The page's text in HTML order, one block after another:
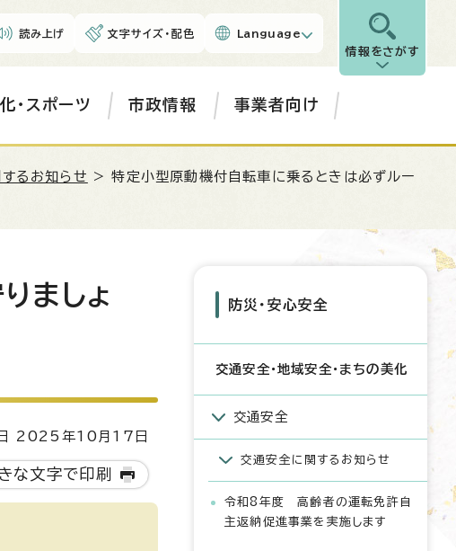
読み上げ 文字サイズ・配色 Language
情報をさがす
・スポーツ 市政情報 事業者向け
るお知らせ > 特定小型原動機付自転車に乗るときは必ずルー
ましょ
2025年10月17日
な文字で印刷
防災・安心安全
交通安全・地域安全・まちの美化
交通安全
交通安全に関するお知らせ
令和8年度 高齢者の運転免許自
主返納促進事業を実施します